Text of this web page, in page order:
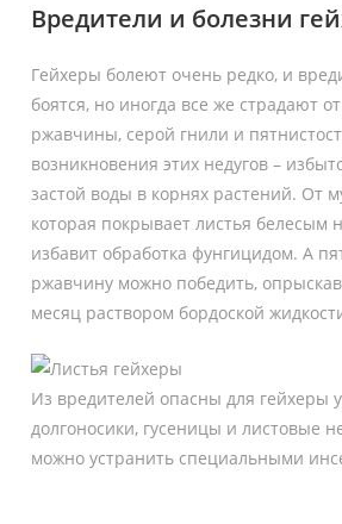
Вредители и болезни
Гейхеры болеют очень редко, и
боятся, но иногда все же страдают
ржавчины, серой гнили и
возникновения этих недугов –
застой воды в корнях растений. От
которая покрывает листья белесым
избавит обработка фунгицидом. А
ржавчину можно победить,
месяц раствором бордоской
Из вредителей опасны для гейхеры
долгоносики, гусеницы и листовые
можно устранить специальными